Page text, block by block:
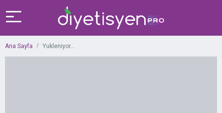
Ana Sayfa Yukleniyor...